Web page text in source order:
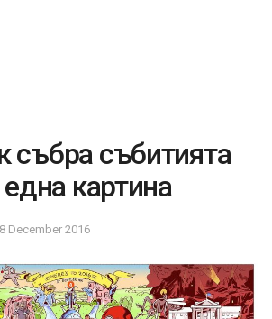
събра събитията
картина
December 2016